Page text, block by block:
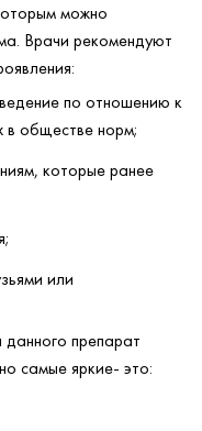
можно
Врачи рекомендуют
по отношению к
обществе норм;
которые ранее
или
препарат
самые яркие- это: